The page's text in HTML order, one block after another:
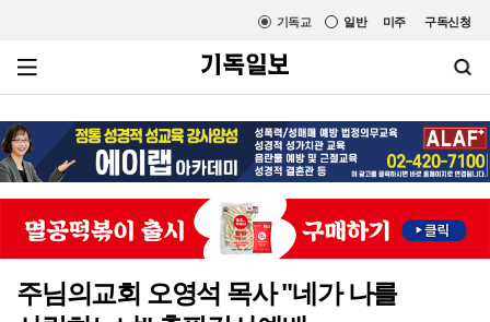
미주 구독신청
일반
기독교
주님의교회 오영석 목사 "네가 나를